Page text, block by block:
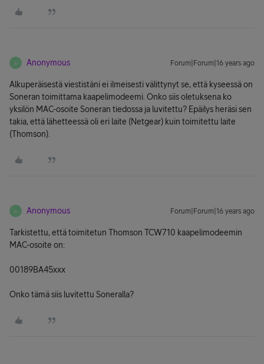
A Anonymous Forum|Forum|16 years ago
Alkuperäisestä viestistäni ei ilmeisesti välittynyt se, että kyseessä on
Soneran toimittama kaapelimodeemi. Onko siis oletuksena ko
yksilön MAC-osoite Soneran tiedossa ja luvitettu? Epäilys heräsi sen
takia, että lähetteessä oli eri laite (Netgear) kuin toimitettu laite
(Thomson).
A Anonymous Forum|Forum|16 years ago
Tarkistettu, että toimitetun Thomson TCW710 kaapelimodeemin
MAC-osoite on:
00189BA45xxx
Onko tämä siis luvitettu Soneralla?